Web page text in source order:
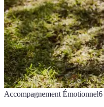
Accompagnement Émotionnel6